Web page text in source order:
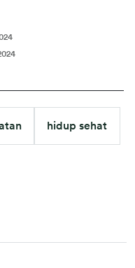
hidup sehat